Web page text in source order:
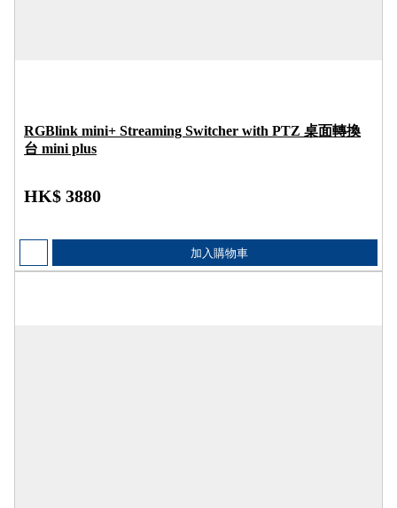
RGBlink mini+ Streaming Switcher with PTZ 桌面轉換
台 mini plus
HK$ 3880
加入購物車